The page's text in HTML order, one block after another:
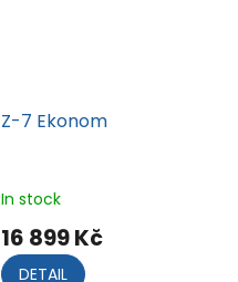
Z-7 Ekonom
In stock
16 899 Kč
DETAIL